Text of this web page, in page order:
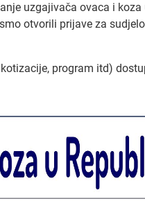
uzgajivača ovaca i
otvorili prijave za
program itd)